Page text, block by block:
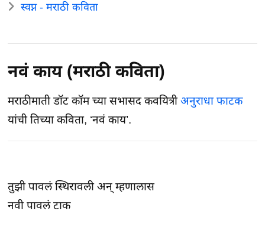
स्वप्न - मराठी कविता
नवं काय (मराठी कविता)
मराठीमाती डॉट कॉम च्या सभासद कवयित्रीअनुराधा फाटक
यांची तिच्या कविता, ‘नवं काय’.
तुझी पावलं स्थिरावली अन्‌ म्हणालास
नवी पावलं टाक